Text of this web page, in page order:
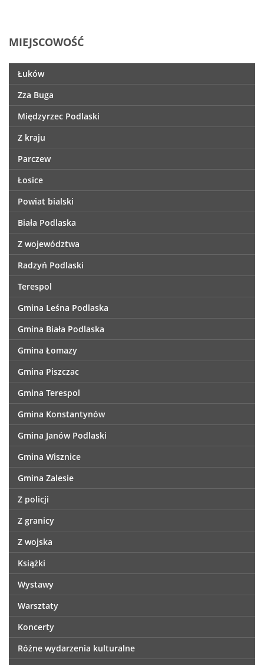
MIEJSCOWOŚĆ
Łuków
Zza Buga
Międzyrzec Podlaski
Z kraju
Parczew
Łosice
Powiat bialski
Biała Podlaska
Z województwa
Radzyń Podlaski
Terespol
Gmina Leśna Podlaska
Gmina Biała Podlaska
Gmina Łomazy
Gmina Piszczac
Gmina Terespol
Gmina Konstantynów
Gmina Janów Podlaski
Gmina Wisznice
Gmina Zalesie
Z policji
Z granicy
Z wojska
Książki
Wystawy
Warsztaty
Koncerty
Różne wydarzenia kulturalne